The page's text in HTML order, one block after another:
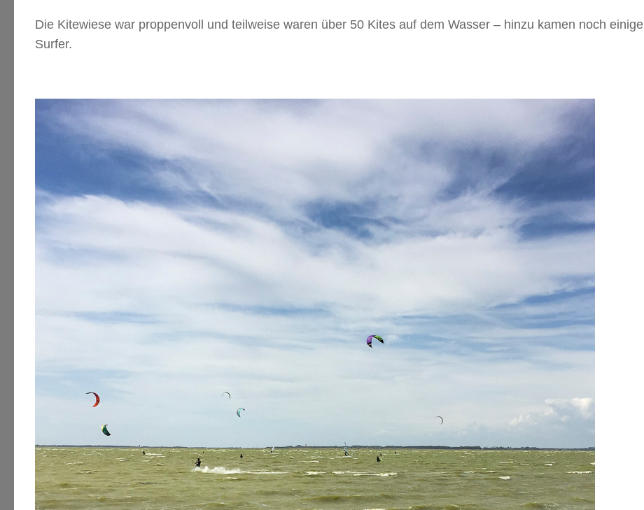
Die Kitewiese war proppenvoll und teilweise waren über 50 Kites auf dem Wasser – hinzu kamen noch einige
Surfer.